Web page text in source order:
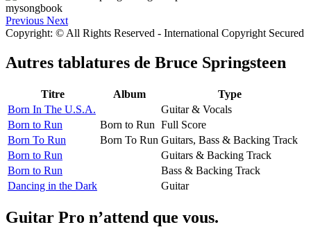
Previous Next
Copyright: © All Rights Reserved - International Copyright Secured
Autres tablatures de Bruce Springsteen
Titre Album
Type
Born In The U.S.A.
Guitar & Vocals
Born to Run
Born to Run Full Score
Born To Run
Born To Run Guitars, Bass & Backing Track
Born to Run
Guitars & Backing Track
Born to Run
Bass & Backing Track
Dancing in the Dark
Guitar
Guitar Pro n’attend que vous.